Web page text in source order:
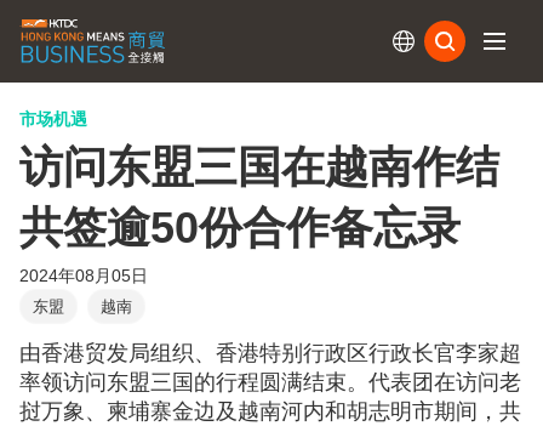
市场机遇
访问东盟三国在越南作结
共签逾50份合作备忘录
2024年08月05日
东盟 越南
由香港贸发局组织、香港特别行政区行政长官李家超
率领访问东盟三国的行程圆满结束。代表团在访问老
挝万象、柬埔寨金边及越南河内和胡志明市期间，共